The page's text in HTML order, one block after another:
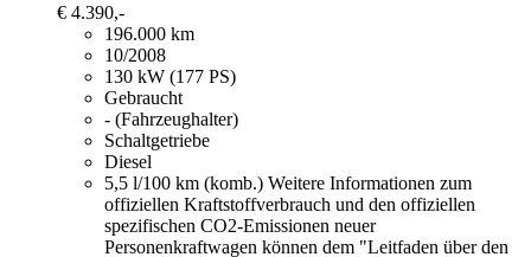
€ 4.390,-
196.000 km
10/2008
130 kW (177 PS)
Gebraucht
- (Fahrzeughalter)
Schaltgetriebe
Diesel
5,5 l/100 km (komb.) Weitere Informationen zum
offiziellen Kraftstoffverbrauch und den offiziellen
spezifischen CO2-Emissionen neuer
Personenkraftwagen können dem "Leitfaden über den